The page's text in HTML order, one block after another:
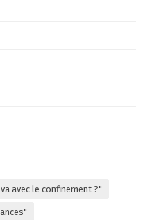
avec le confinement ?"